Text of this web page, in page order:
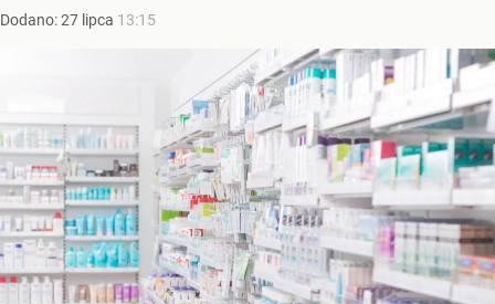
Dodano:27 lipca 13:15